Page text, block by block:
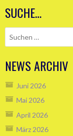
SUCHE…
NEWS ARCHIV
Juni 2026
Mai 2026
April 2026
März 2026